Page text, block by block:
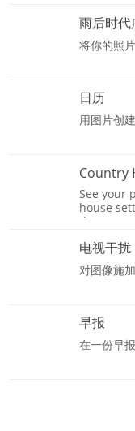
雨后时代
将你的照
日历
用图片创
Country
See your
house
decor.
电视干扰
对图像施
早报
在一份早